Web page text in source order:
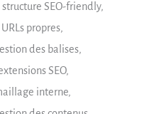
structure SEO-friendly,
propres,
des balises,
SEO,
interne,